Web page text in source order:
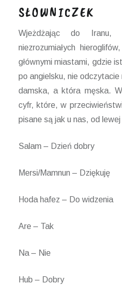
SŁOWNICZEK
Wjeżdżając do Iranu,
niezrozumiałych
głównymi miastami, gdzie
po angielsku, nie
damska, a która męska.
cyfr, które, w
pisane są jak u nas, od
Salam – Dzień dobry
Mersi/Mamnun – Dziękuję
Hoda hafez – Do widzenia
Are – Tak
Na – Nie
Hub – Dobry